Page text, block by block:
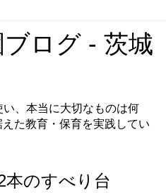
ログ - 茨城
、本当に大切なものは何
た教育・保育を実践してい
本のすべり台